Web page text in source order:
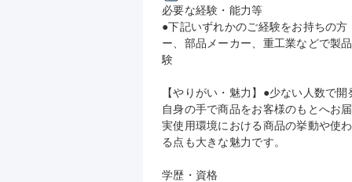
必要な経験・能力等
●下記いずれかのご経験をお持ちの
ー、部品メーカー、重工業などで製
験
【やりがい・魅力】●少ない人数で
自身の手で商品をお客様のもとへお
実使用環境における商品の挙動や使
る点も大きな魅力です。
学歴・資格